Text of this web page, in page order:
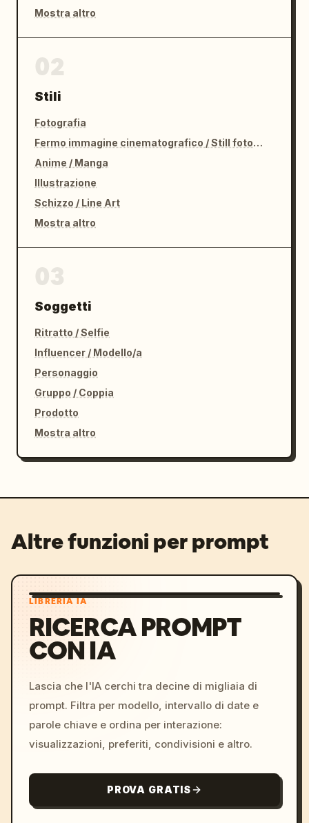
Mostra altro
Stili
Fotografia
Fermo immagine cinematografico / Still fotografico
Anime / Manga
Illustrazione
Schizzo / Line Art
Mostra altro
Soggetti
Ritratto / Selfie
Influencer / Modello/a
Personaggio
Gruppo / Coppia
Prodotto
Mostra altro
Altre funzioni per prompt
LIBRERIA IA
RICERCA PROMPT
CON IA
Lascia che l'IA cerchi tra decine di migliaia di
prompt. Filtra per modello, intervallo di date e
parole chiave e ordina per interazione:
visualizzazioni, preferiti, condivisioni e altro.
PROVA GRATIS